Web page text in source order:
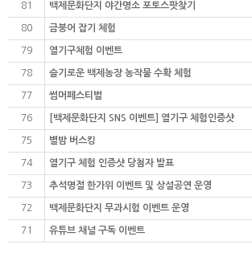
81 백제문화단지 야간명소 포토스팟찾기
80 금붕어 잡기 체험
79 열기구체험 이벤트
78 슬기로운 백제농장 농작물 수확 체험
77 썸머페스티벌
76 [백제문화단지 SNS 이벤트] 열기구 체험인증샷
75 별밤 버스킹
74 열기구 체험 인증샷 당첨자 발표
73 추석명절 한가위 이벤트 및 상설공연 운영
72 백제문화단지 무과시험 이벤트 운영
71 유튜브 채널 구독 이벤트